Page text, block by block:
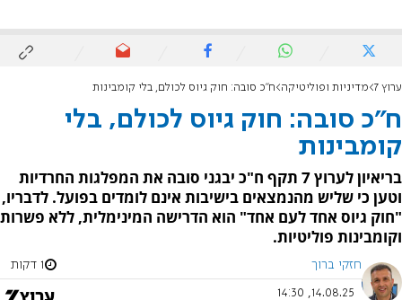
ערוץ 7 מדיניות ופוליטיקה ח"כ סובה: חוק גיוס לכולם, בלי קומבינות
ח"כ סובה: חוק גיוס לכולם, בלי
קומבינות
בריאיון לערוץ 7 תקף ח"כ יבגני סובה את המפלגות החרדיות
וטען כי שליש מהנמצאים בישיבות אינם לומדים בפועל. לדבריו,
"חוק גיוס אחד לעם אחד" הוא הדרישה המינימלית, ללא פשרות
וקומבינות פוליטיות.
חזקי ברוך 1 דקות
14.08.25, 14:30